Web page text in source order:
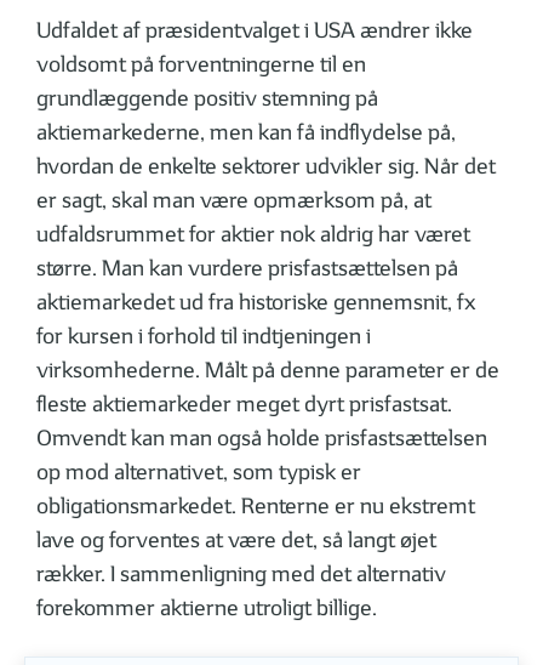
Udfaldet af præsidentvalget i USA ændrer ikke
voldsomt på forventningerne til en
grundlæggende positiv stemning på
aktiemarkederne, men kan få indflydelse på,
hvordan de enkelte sektorer udvikler sig. Når det
er sagt, skal man være opmærksom på, at
udfaldsrummet for aktier nok aldrig har været
større. Man kan vurdere prisfastsættelsen på
aktiemarkedet ud fra historiske gennemsnit, fx
for kursen i forhold til indtjeningen i
virksomhederne. Målt på denne parameter er de
fleste aktiemarkeder meget dyrt prisfastsat.
Omvendt kan man også holde prisfastsættelsen
op mod alternativet, som typisk er
obligationsmarkedet. Renterne er nu ekstremt
lave og forventes at være det, så langt øjet
rækker. I sammenligning med det alternativ
forekommer aktierne utroligt billige.